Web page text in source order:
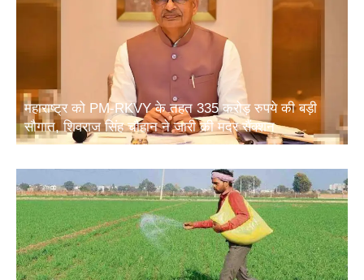
महाराष्ट्र को PM-RKVY के तहत 335 करोड़ रुपये की बड़ी
सौगात, शिवराज सिंह चौहान ने जारी की मदर सैंक्शन